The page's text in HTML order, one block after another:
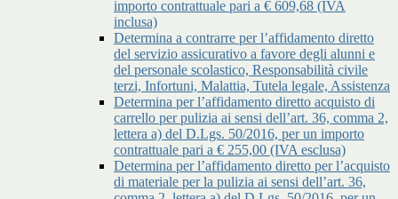
importo contrattuale pari a € 609,68 (IVA
inclusa)
Determina a contrarre per l’affidamento diretto
del servizio assicurativo a favore degli alunni e
del personale scolastico, Responsabilità civile
terzi, Infortuni, Malattia, Tutela legale, Assistenza
Determina per l’affidamento diretto acquisto di
carrello per pulizia ai sensi dell’art. 36, comma 2,
lettera a) del D.Lgs. 50/2016, per un importo
contrattuale pari a € 255,00 (IVA esclusa)
Determina per l’affidamento diretto per l’acquisto
di materiale per la pulizia ai sensi dell’art. 36,